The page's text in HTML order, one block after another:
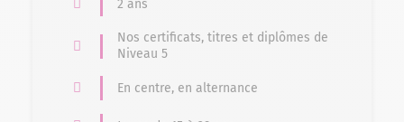
2 ans
Nos certificats, titres et diplômes de
Niveau 5
En centre, en alternance